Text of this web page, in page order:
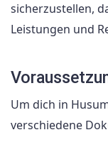
sicherzustellen,
Leistungen und
Um dich in
verschiedene